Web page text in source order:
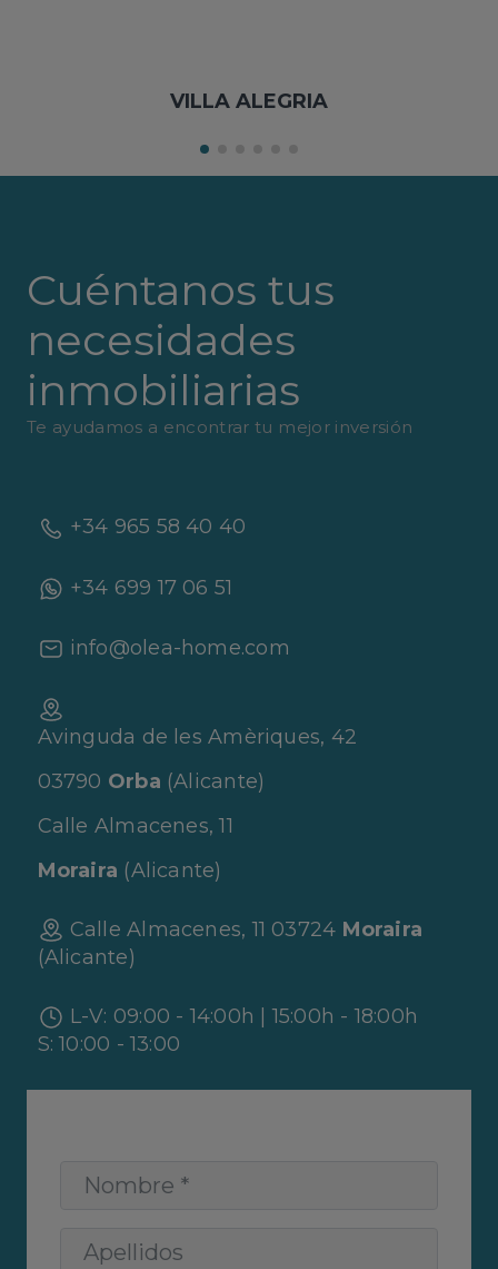
VILLA ALEGRIA
Cuéntanos tus
necesidades
inmobiliarias
Te ayudamos a encontrar tu mejor inversión
+34 965 58 40 40
+34 699 17 06 51
info@olea-home.com
Avinguda de les Amèriques, 42
03790 Orba (Alicante)
Calle Almacenes, 11
Moraira (Alicante)
Calle Almacenes, 11 03724 Moraira
(Alicante)
L-V: 09:00 - 14:00h | 15:00h - 18:00h
S: 10:00 - 13:00